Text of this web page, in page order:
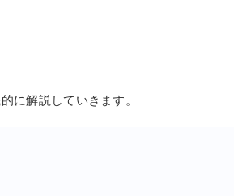
に解説していきます。